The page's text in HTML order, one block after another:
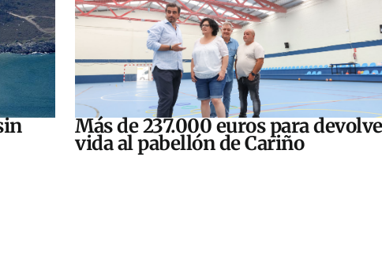
Más de 237.000 euros para
vida al pabellón de Cariño